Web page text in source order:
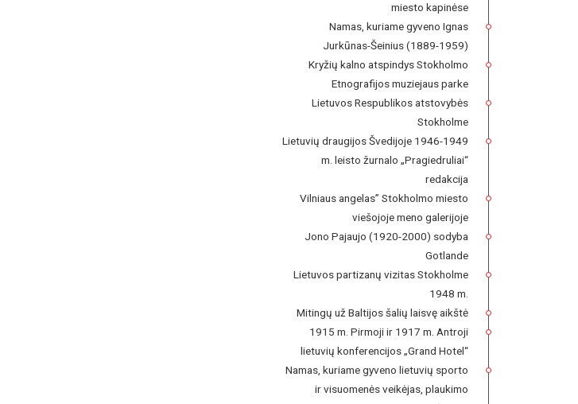
miesto kapinėse
Namas, kuriame gyveno Ignas
Jurkūnas-Šeinius (1889-1959)
Kryžių kalno atspindys Stokholmo
Etnografijos muziejaus parke
Lietuvos Respublikos atstovybės
Stokholme
Lietuvių draugijos Švedijoje 1946-1949
m. leisto žurnalo „Pragiedruliai“
redakcija
Vilniaus angelas” Stokholmo miesto
viešojoje meno galerijoje
Jono Pajaujo (1920-2000) sodyba
Gotlande
Lietuvos partizanų vizitas Stokholme
1948 m.
Mitingų už Baltijos šalių laisvę aikštė
1915 m. Pirmoji ir 1917 m. Antroji
lietuvių konferencijos „Grand Hotel“
Namas, kuriame gyveno lietuvių sporto
ir visuomenės veikėjas, plaukimo